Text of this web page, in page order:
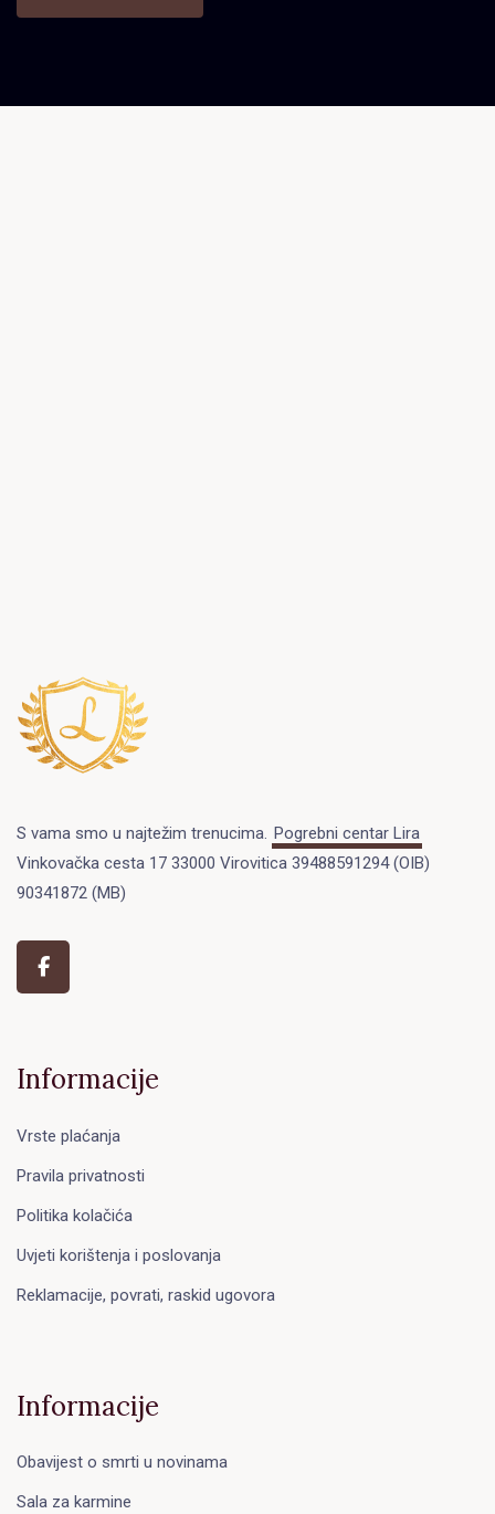
S vama smo u najtežim trenucima. Pogrebni centar Lira
Vinkovačka cesta 17 33000 Virovitica 39488591294 (OIB)
90341872 (MB)
Informacije
Vrste plaćanja
Pravila privatnosti
Politika kolačića
Uvjeti korištenja i poslovanja
Reklamacije, povrati, raskid ugovora
Informacije
Obavijest o smrti u novinama
Sala za karmine